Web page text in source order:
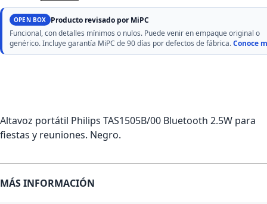
OPEN BOX Producto revisado por MiPC
Funcional, con detalles mínimos o nulos. Puede venir en empaque original o
genérico. Incluye garantía MiPC de 90 días por defectos de fábrica.Conoce
Altavoz portátil Philips TAS1505B/00 Bluetooth 2.5W para
fiestas y reuniones. Negro.
MÁS INFORMACIÓN